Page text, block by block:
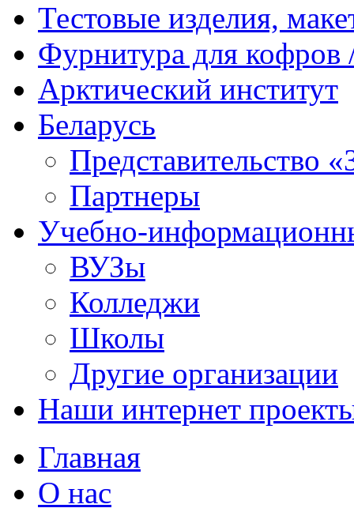
Тестовые изделия,
Фурнитура для кофров
Арктический институт
Беларусь
Представительство
Партнеры
Учебно-
ВУЗы
Колледжи
Школы
Другие организации
Наши интернет
Главная
О нас